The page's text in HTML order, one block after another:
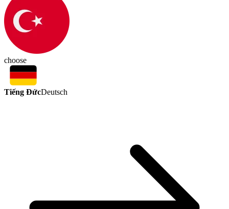
choose
Tiếng ĐứcDeutsch